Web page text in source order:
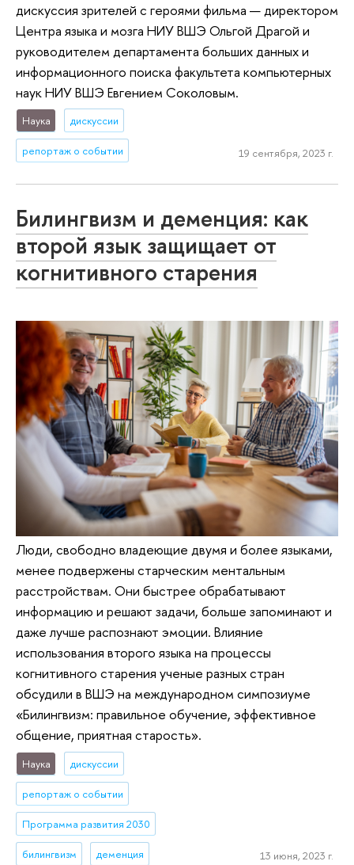
дискуссия зрителей с героями фильма — директором
Центра языка и мозга НИУ ВШЭ Ольгой Драгой и
руководителем департамента больших данных и
информационного поиска факультета компьютерных
наук НИУ ВШЭ Евгением Соколовым.
Наука дискуссии
репортаж о событии 19 сентября, 2023 г.
Билингвизм и деменция: как
второй язык защищает от
когнитивного старения
Люди, свободно владеющие двумя и более языками,
менее подвержены старческим ментальным
расстройствам. Они быстрее обрабатывают
информацию и решают задачи, больше запоминают и
даже лучше распознают эмоции. Влияние
использования второго языка на процессы
когнитивного старения ученые разных стран
обсудили в ВШЭ на международном симпозиуме
«Билингвизм: правильное обучение, эффективное
общение, приятная старость».
Наука дискуссии
репортаж о событии
Программа развития 2030
билингвизм деменция 13 июня, 2023 г.